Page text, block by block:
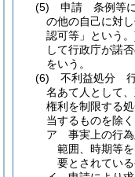
(5)
申請 条例等に
の他の自己に対
認可等」という
して行政庁が諾
をいう。
(6)
不利益処分 行
名あて人として
権利を制限する処
当するものを除く
ア
事実上の行
範囲、時期等
要とされてい